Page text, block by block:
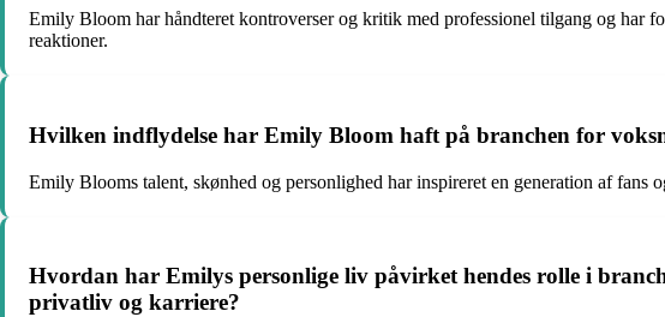
Emily Bloom har håndteret kontroverser og kritik med professionel tilgang og har
reaktioner.
Hvilken indflydelse har Emily Bloom haft på branchen for
Emily Blooms talent, skønhed og personlighed har inspireret en generation af
Hvordan har Emilys personlige liv påvirket hendes rolle i
privatliv og karriere?